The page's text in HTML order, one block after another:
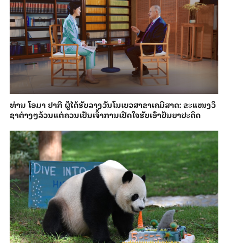
ທ່ານ ໂອມາ ຢາ​ກີ ຜູ້​ໄດ້​ຮັບ​ລາງວັນ​ໂນ​ເບວ​ສາ​ຂາ​ເຄ​ມີສາດ: ຂະ​ແໜງວິ​
ຊາ​ຕ່າງໆ​ລ້ວນ​ແຕ່​ຄວນ​ເປັນ​ເຈົ້າ​ການເປີດ​ໃຈ​ຮັບ​​ເອົາ​ປັນ​ຍາ​ປະ​ດິດ